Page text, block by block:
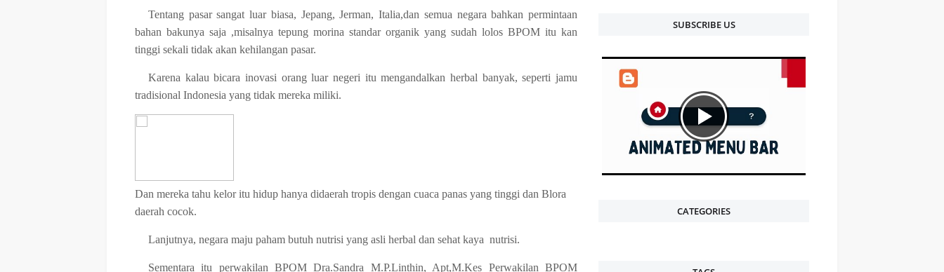
Tentang pasar sangat luar biasa, Jepang, Jerman, Italia,dan semua negara bahkan permintaan
bahan bakunya saja ,misalnya tepung morina standar organik yang sudah lolos BPOM itu kan
tinggi sekali tidak akan kehilangan pasar.
Karena kalau bicara inovasi orang luar negeri itu mengandalkan herbal banyak, seperti jamu
tradisional Indonesia yang tidak mereka miliki.
Dan mereka tahu kelor itu hidup hanya didaerah tropis dengan cuaca panas yang tinggi dan Blora
daerah cocok.
Lanjutnya, negara maju paham butuh nutrisi yang asli herbal dan sehat kaya nutrisi.
Sementara itu perwakilan BPOM Dra.Sandra M.P.Linthin, Apt,M.Kes Perwakilan BPOM
SUBSCRIBE US
CATEGORIES